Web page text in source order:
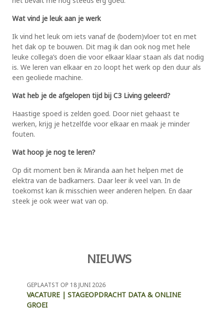
Wat vind je leuk aan je werk
Ik vind het leuk om iets vanaf de (bodem)vloer tot en met
het dak op te bouwen. Dit mag ik dan ook nog met hele
leuke collega’s doen die voor elkaar klaar staan als dat nodig
is. We leren van elkaar en zo loopt het werk op den duur als
een geoliede machine.
Wat heb je de afgelopen tijd bij C3 Living geleerd?
Haastige spoed is zelden goed. Door niet gehaast te
werken, krijg je hetzelfde voor elkaar en maak je minder
fouten.
Wat hoop je nog te leren?
Op dit moment ben ik Miranda aan het helpen met de
elektra van de badkamers. Daar leer ik veel van. In de
toekomst kan ik misschien weer anderen helpen. En daar
steek je ook weer wat van op.
NIEUWS
GEPLAATST OP 18 JUNI 2026
VACATURE | STAGEOPDRACHT DATA & ONLINE
GROEI